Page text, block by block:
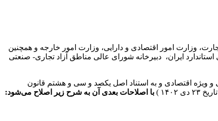
وزارت امور اقتصادی و دارایی، وزارت امور خارجه و همچنین
ایران، دبیرخانه شورای عالی مناطق آزاد تجاری- صنعتی
دبیرخانه شورای عالی مناطق آزاد تجاری-صنعتی و ویژه اقتصادی و به استناد اصل یکصد و سی و هشتم قانون
با اصلاحات بعدی آن به شرح زیر اصلاح می‌شود: